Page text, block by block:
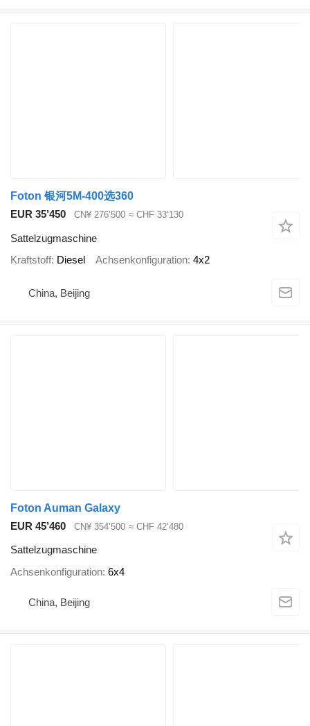
Foton 银河5M-400选360
EUR 35’450
CN¥ 276’500 ≈ CHF 33’130
Sattelzugmaschine
Kraftstoff Diesel Achsenkonfiguration 4x2
China, Beijing
Foton Auman Galaxy
EUR 45’460
CN¥ 354’500 ≈ CHF 42’480
Sattelzugmaschine
Achsenkonfiguration 6x4
China, Beijing